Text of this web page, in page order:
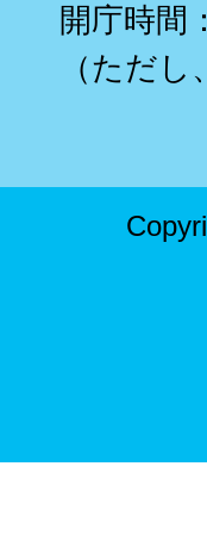
開庁時間
（ただ